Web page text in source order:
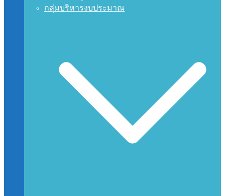
กลุ่มบริหารงบประมาณ